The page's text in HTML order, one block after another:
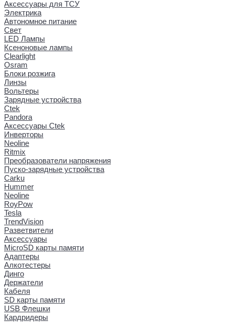
Аксессуары для ТСУ
Электрика
Автономное питание
Свет
LED Лампы
Ксеноновые лампы
Clearlight
Osram
Блоки розжига
Линзы
Вольтеры
Зарядные устройства
Ctek
Pandora
Аксессуары Ctek
Инверторы
Neoline
Ritmix
Преобразователи напряжения
Пуско-зарядные устройства
Carku
Hummer
Neoline
RoyPow
Tesla
TrendVision
Разветвители
Аксессуары
MicroSD карты памяти
Адаптеры
Алкотестеры
Динго
Держатели
Кабеля
SD карты памяти
USB Флешки
Кардридеры